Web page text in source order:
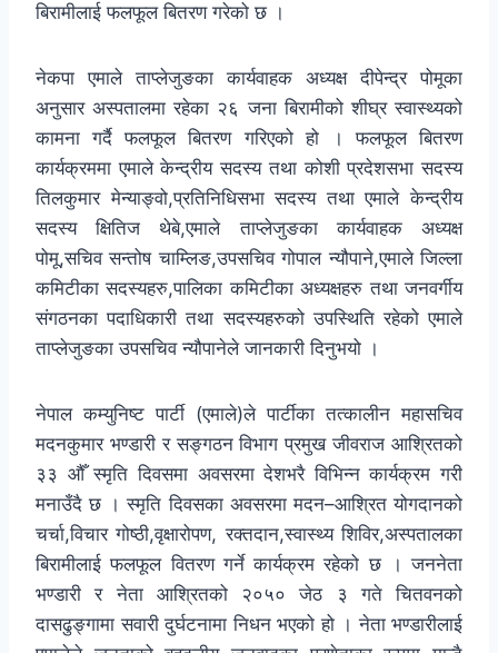
बिरामीलाई फलफूल बितरण गरेको छ ।
नेकपा एमाले ताप्लेजुङका कार्यवाहक अध्यक्ष दीपेन्द्र पोमूका
अनुसार अस्पतालमा रहेका २६ जना बिरामीको शीघ्र स्वास्थ्यको
कामना गर्दै फलफूल बितरण गरिएको हो । फलफूल बितरण
कार्यक्रममा एमाले केन्द्रीय सदस्य तथा कोशी प्रदेशसभा सदस्य
तिलकुमार मेन्याङ्वो,प्रतिनिधिसभा सदस्य तथा एमाले केन्द्रीय
सदस्य क्षितिज थेबे,एमाले ताप्लेजुङका कार्यवाहक अध्यक्ष
पोमू,सचिव सन्तोष चाम्लिङ,उपसचिव गोपाल न्यौपाने,एमाले जिल्ला
कमिटीका सदस्यहरु,पालिका कमिटीका अध्यक्षहरु तथा जनवर्गीय
संगठनका पदाधिकारी तथा सदस्यहरुको उपस्थिति रहेको एमाले
ताप्लेजुङका उपसचिव न्यौपानेले जानकारी दिनुभयो ।
नेपाल कम्युनिष्ट पार्टी (एमाले)ले पार्टीका तत्कालीन महासचिव
मदनकुमार भण्डारी र सङ्गठन विभाग प्रमुख जीवराज आश्रितको
३३ औँ स्मृति दिवसमा अवसरमा देशभरै विभिन्न कार्यक्रम गरी
मनाउँदै छ । स्मृति दिवसका अवसरमा मदन–आश्रित योगदानको
चर्चा,विचार गोष्ठी,वृक्षारोपण, रक्तदान,स्वास्थ्य शिविर,अस्पतालका
बिरामीलाई फलफूल वितरण गर्ने कार्यक्रम रहेको छ । जननेता
भण्डारी र नेता आश्रितको २०५० जेठ ३ गते चितवनको
दासढुङ्गामा सवारी दुर्घटनामा निधन भएको हो । नेता भण्डारीलाई